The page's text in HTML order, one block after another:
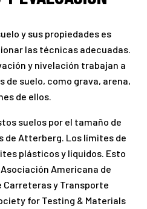
y sus propiedades es
las técnicas adecuadas.
y nivelación trabajan a
de suelo, como grava, arena,
de ellos.
suelos por el tamaño de
de Atterberg. Los límites de
plásticos y líquidos. Esto
Americana de
y Transporte
for Testing & Materials